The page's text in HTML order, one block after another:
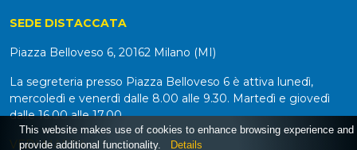
SEDE DISTACCATA
Piazza Belloveso 6, 20162 Milano (MI)
La segreteria presso Piazza Belloveso 6 è attiva lunedì,
mercoledì e venerdì dalle 8.00 alle 9.30. Martedì e giovedì
dalle 16.00 alle 17.00.
VEDI MAPPA
This website makes use of cookies to enhance browsing experience and
provide additional functionality.
Details